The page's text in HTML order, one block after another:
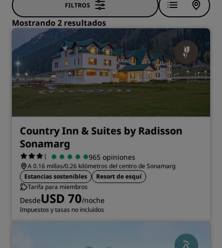
FILTROS
Mostrando 2 resultados
Country Inn & Suites by Radisson
Sonamarg
| 965 opiniones
A 0.16 millas/0.26 kilómetros del centro de Sonamarg
Estancias sostenibles
Resort de esquí
Tarifa para miembros
DesdeUSD 70/noche
Impuestos y tasas no incluidos